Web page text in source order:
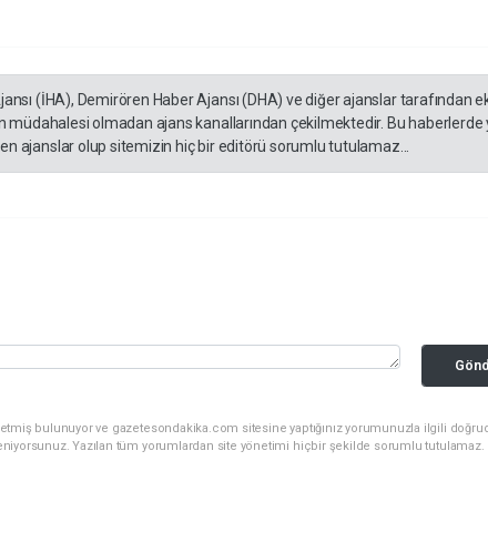
(İHA), Demirören Haber Ajansı (DHA) ve diğer ajanslar tarafından
olmadan ajans kanallarından çekilmektedir. Bu haberlerde
ajanslar olup sitemizin hiç bir editörü sorumlu tutulamaz...
bulunuyor ve gazetesondakika.com sitesine yaptığınız yorumunuzla ilgili
Yazılan tüm yorumlardan site yönetimi hiçbir şekilde sorumlu tutulamaz.